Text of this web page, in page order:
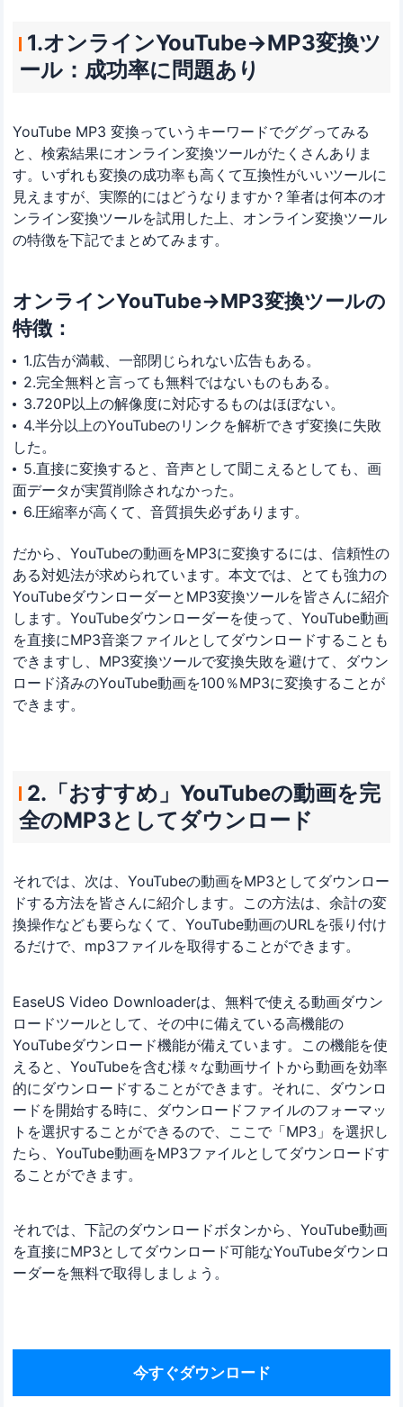
1.オンラインYouTube→MP3変換ツ
ール：成功率に問題あり
YouTube MP3 変換っていうキーワードでググってみる
と、検索結果にオンライン変換ツールがたくさんありま
す。いずれも変換の成功率も高くて互換性がいいツールに
見えますが、実際的にはどうなりますか？筆者は何本のオ
ンライン変換ツールを試用した上、オンライン変換ツール
の特徴を下記でまとめてみます。
オンラインYouTube→MP3変換ツールの
特徴：
1.広告が満載、一部閉じられない広告もある。
2.完全無料と言っても無料ではないものもある。
3.720P以上の解像度に対応するものはほぼない。
4.半分以上のYouTubeのリンクを解析できず変換に失敗
した。
5.直接に変換すると、音声として聞こえるとしても、画
面データが実質削除されなかった。
6.圧縮率が高くて、音質損失必ずあります。
だから、YouTubeの動画をMP3に変換するには、信頼性の
ある対処法が求められています。本文では、とても強力の
YouTubeダウンローダーとMP3変換ツールを皆さんに紹介
します。YouTubeダウンローダーを使って、YouTube動画
を直接にMP3音楽ファイルとしてダウンロードすることも
できますし、MP3変換ツールで変換失敗を避けて、ダウン
ロード済みのYouTube動画を100％MP3に変換することが
できます。
2.「おすすめ」YouTubeの動画を完
全のMP3としてダウンロード
それでは、次は、YouTubeの動画をMP3としてダウンロー
ドする方法を皆さんに紹介します。この方法は、余計の変
換操作なども要らなくて、YouTube動画のURLを張り付け
るだけで、mp3ファイルを取得することができます。
EaseUS Video Downloaderは、無料で使える動画ダウン
ロードツールとして、その中に備えている高機能の
YouTubeダウンロード機能が備えています。この機能を使
えると、YouTubeを含む様々な動画サイトから動画を効率
的にダウンロードすることができます。それに、ダウンロ
ードを開始する時に、ダウンロードファイルのフォーマッ
トを選択することができるので、ここで「MP3」を選択し
たら、YouTube動画をMP3ファイルとしてダウンロードす
ることができます。
それでは、下記のダウンロードボタンから、YouTube動画
を直接にMP3としてダウンロード可能なYouTubeダウンロ
ーダーを無料で取得しましょう。
今すぐダウンロード